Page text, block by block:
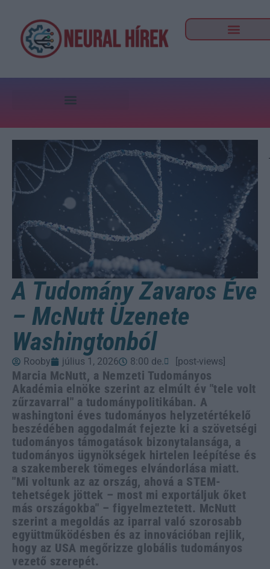
A Tudomány Zavaros Éve
– McNutt Üzenete
Washingtonból
Rooby július 1, 2026 8:00 de. [post-views]
Marcia McNutt, a Nemzeti Tudományos
Akadémia elnöke szerint az elmúlt év "tele volt
zűrzavarral" a tudománypolitikában. A
washingtoni éves tudományos helyzetértékelő
beszédében aggodalmát fejezte ki a szövetségi
tudományos támogatások bizonytalansága, a
tudományos ügynökségek hirtelen leépítése és
a szakemberek tömeges elvándorlása miatt.
"Mi voltunk az az ország, ahová a STEM-
tehetségek jöttek – most mi exportáljuk őket
más országokba" – figyelmeztetett. McNutt
szerint a megoldás az iparral való szorosabb
együttműködésben és az innovációban rejlik,
hogy az USA megőrizze globális tudományos
vezető szerepét.